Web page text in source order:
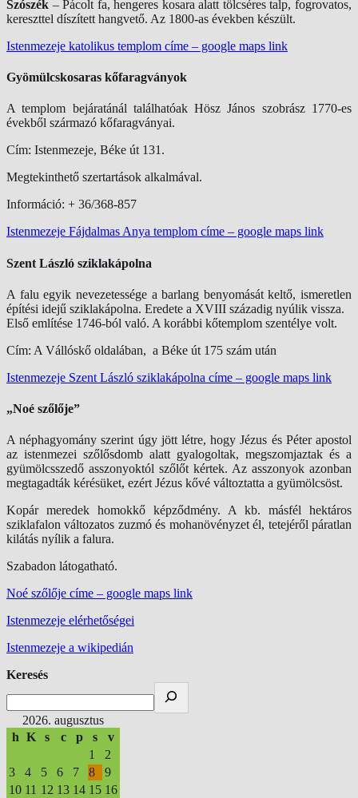
Szószék – Pácolt fa, hengeres kosara alatt tölcséres talp, fogrovatos,
kereszttel díszített hangvető. Az 1800-as években készült.
Istenmezeje katolikus templom címe – google maps link
Gyömülcskosaras kőfaragványok
A templom bejáratánál találhatóak Hösz János szobrász 1770-es
évekből származó kőfaragványai.
Cím: Istenmezeje, Béke út 131.
Megtekinthető szertartások alkalmával.
Információ: + 36/368-857
Istenmezeje Fájdalmas Anya templom címe – google maps link
Szent László sziklakápolna
A falu egyik nevezetessége a barlang benyomását keltő, ismeretlen
építési idejű sziklakápolna. Eredete a XVIII századig nyúlik vissza.
Első említése 1746-ból való. A korábbi kőtemplom szentélye volt.
Cím: A Vállóskő oldalában, a Béke út 175 szám után
Istenmezeje Szent László sziklakápolna címe – google maps link
„Noé szőlője”
A néphagyomány szerint úgy jött létre, hogy Jézus és Péter apostol
az istenmezei szőlősdomb alatt gyalogoltak, megszomjaztak és a
gyümölcsszedő asszonyoktól szőlőt kértek. Az asszonyok azonban
megtagadták kérésüket, ezért Jézus kővé változtatta a gyümölcsöst.
Kopár meredek homokkő képződmény. A kb. másfél hektáros
sziklafalon változatos zuzmó és mohanövényzet él, tetejéről páratlan
kilátás nyílik a falura.
Szabadon látogatható.
Noé szőlője címe – google maps link
Istenmezeje elérhetőségei
Istenmezeje a wikipedián
Keresés
2026. augusztus
h K s c p s
v
1
2
3
4 5 6 7 8
9
10 11 12 13 14 15 16